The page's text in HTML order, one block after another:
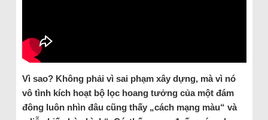
Vì sao? Không phải vì sai phạm xây dựng, mà vì nó
vô tình kích hoạt bộ lọc hoang tưởng của một đám
đông luôn nhìn đâu cũng thấy „cách mạng màu“ và